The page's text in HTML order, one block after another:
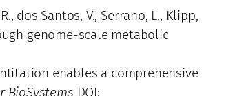
dos Santos, V., Serrano, L., Klipp,
genome-scale metabolic
enables a comprehensive
BioSystems DOI: